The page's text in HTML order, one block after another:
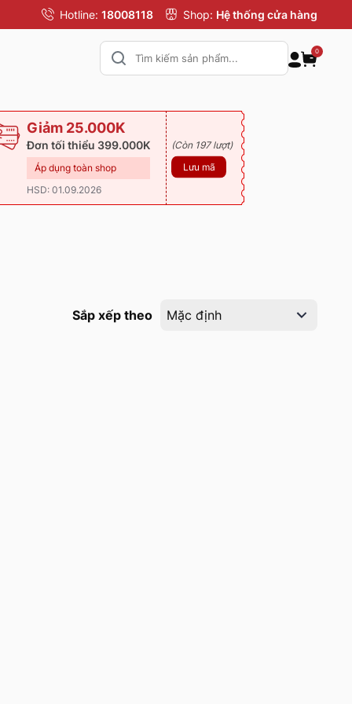
Hotline: 18008118 Shop: Hệ thống cửa hàng
0
Giảm 25.000K
Đơn tối thiểu 399.000K
Áp dụng toàn shop
HSD: 01.09.2026
(Còn 197 lượt)
Lưu mã
Sắp xếp theo Mặc định